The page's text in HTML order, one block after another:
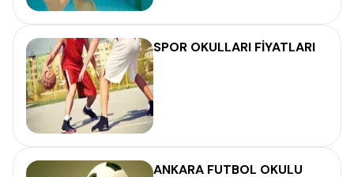
SPOR OKULLARI FİYATLARI
ANKARA FUTBOL OKULU